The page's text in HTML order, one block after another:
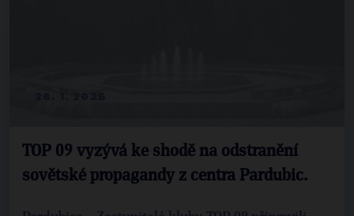
TOP 09 vyzývá ke shodě na odstranění
sovětské propagandy z centra Pardubic.